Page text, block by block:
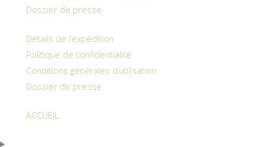
Dossier de presse
Détails de l’expédition
Politique de confidentialité
Conditions générales d’utilisation
Dossier de presse
ACCUEIL